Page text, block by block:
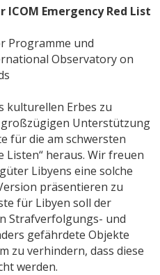
Emergency Red List
Programme und
Observatory on
kulturellen Erbes zu
Unterstützung
für die am schwersten
Listen“ heraus. Wir freuen
Libyens eine solche
präsentieren zu
für Libyen soll der
Strafverfolgungs- und
gefährdete Objekte
zu verhindern, dass diese
werden.